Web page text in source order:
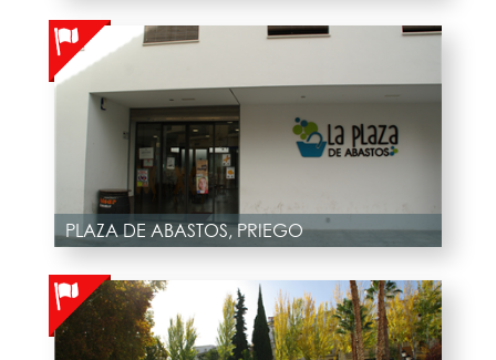
PLAZA DE ABASTOS, PRIEGO